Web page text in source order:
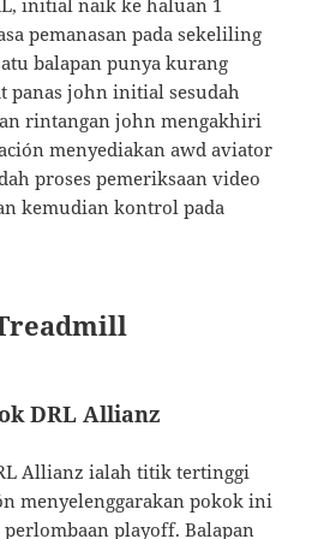
initial naik ke haluan 1
pemanasan pada sekeliling
balapan punya kurang
panas john initial sesudah
rintangan john mengakhiri
menyediakan awd aviator
proses pemeriksaan video
kemudian kontrol pada
DRL Allianz
Allianz ialah titik tertinggi
menyelenggarakan pokok ini
playoff. Balapan